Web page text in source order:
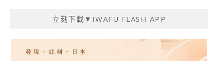
立刻下載▼IWAFU FLASH APP